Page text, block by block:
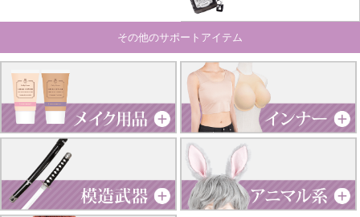
その他のサポートアイテム